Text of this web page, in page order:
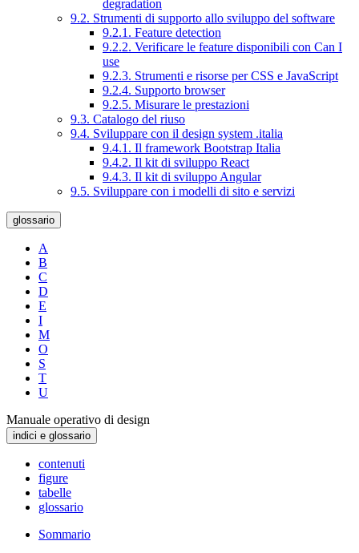
degradation
9.2. Strumenti di supporto allo sviluppo del software
9.2.1. Feature detection
9.2.2. Verificare le feature disponibili con Can I
use
9.2.3. Strumenti e risorse per CSS e JavaScript
9.2.4. Supporto browser
9.2.5. Misurare le prestazioni
9.3. Catalogo del riuso
9.4. Sviluppare con il design system .italia
9.4.1. Il framework Bootstrap Italia
9.4.2. Il kit di sviluppo React
9.4.3. Il kit di sviluppo Angular
9.5. Sviluppare con i modelli di sito e servizi
glossario
A
B
C
D
E
I
M
O
S
T
U
Manuale operativo di design
indici e glossario
contenuti
figure
tabelle
glossario
Sommario